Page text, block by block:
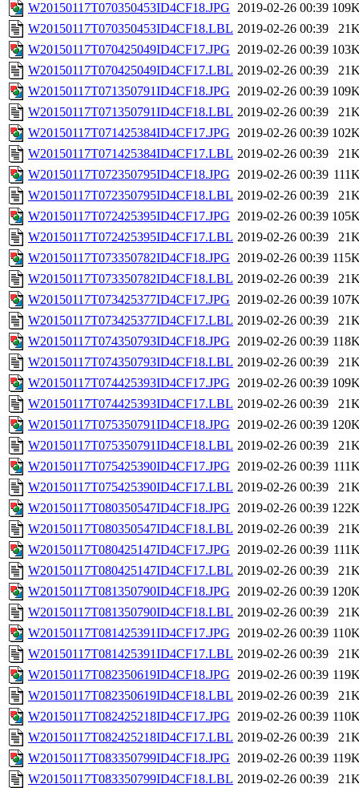
W20150117T070350453ID4CF18.JPG 2019-02-26 00:39
W20150117T070350453ID4CF18.LBL 2019-02-26 00:39
W20150117T070425049ID4CF17.JPG 2019-02-26 00:39
W20150117T070425049ID4CF17.LBL 2019-02-26 00:39
W20150117T071350791ID4CF18.JPG 2019-02-26 00:39
W20150117T071350791ID4CF18.LBL 2019-02-26 00:39
W20150117T071425384ID4CF17.JPG 2019-02-26 00:39
W20150117T071425384ID4CF17.LBL 2019-02-26 00:39
W20150117T072350795ID4CF18.JPG 2019-02-26 00:39
W20150117T072350795ID4CF18.LBL 2019-02-26 00:39
W20150117T072425395ID4CF17.JPG 2019-02-26 00:39
W20150117T072425395ID4CF17.LBL 2019-02-26 00:39
W20150117T073350782ID4CF18.JPG 2019-02-26 00:39
W20150117T073350782ID4CF18.LBL 2019-02-26 00:39
W20150117T073425377ID4CF17.JPG 2019-02-26 00:39
W20150117T073425377ID4CF17.LBL 2019-02-26 00:39
W20150117T074350793ID4CF18.JPG 2019-02-26 00:39
W20150117T074350793ID4CF18.LBL 2019-02-26 00:39
W20150117T074425393ID4CF17.JPG 2019-02-26 00:39
W20150117T074425393ID4CF17.LBL 2019-02-26 00:39
W20150117T075350791ID4CF18.JPG 2019-02-26 00:39
W20150117T075350791ID4CF18.LBL 2019-02-26 00:39
W20150117T075425390ID4CF17.JPG 2019-02-26 00:39
W20150117T075425390ID4CF17.LBL 2019-02-26 00:39
W20150117T080350547ID4CF18.JPG 2019-02-26 00:39
W20150117T080350547ID4CF18.LBL 2019-02-26 00:39
W20150117T080425147ID4CF17.JPG 2019-02-26 00:39
W20150117T080425147ID4CF17.LBL 2019-02-26 00:39
W20150117T081350790ID4CF18.JPG 2019-02-26 00:39
W20150117T081350790ID4CF18.LBL 2019-02-26 00:39
W20150117T081425391ID4CF17.JPG 2019-02-26 00:39
W20150117T081425391ID4CF17.LBL 2019-02-26 00:39
W20150117T082350619ID4CF18.JPG 2019-02-26 00:39
W20150117T082350619ID4CF18.LBL 2019-02-26 00:39
W20150117T082425218ID4CF17.JPG 2019-02-26 00:39
W20150117T082425218ID4CF17.LBL 2019-02-26 00:39
W20150117T083350799ID4CF18.JPG 2019-02-26 00:39
W20150117T083350799ID4CF18.LBL 2019-02-26 00:39